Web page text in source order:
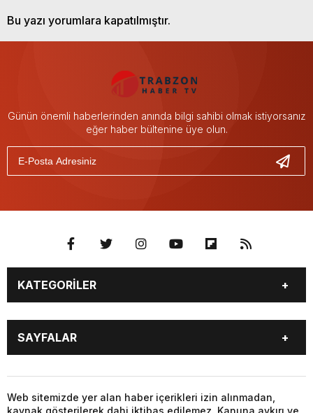
Bu yazı yorumlara kapatılmıştır.
Günün önemli haberlerinden anında bilgi sahibi olmak istiyorsanız
eğer haber bültenine üye olun.
KATEGORİLER
GÜNDEM
SEKTÖR ÖZEL
DÜNYA
EKONOMİ
SPOR
SAYFALAR
DÜNYA
SİYASET
Web sitemizde yer alan haber içerikleri izin alınmadan,
kaynak gösterilerek dahi iktibas edilemez. Kanuna aykırı ve